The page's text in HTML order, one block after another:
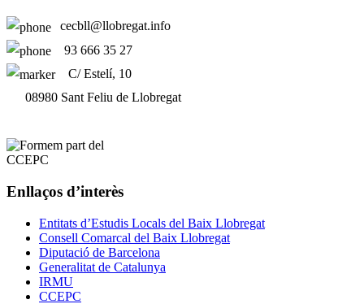
cecbll@llobregat.info
93 666 35 27
C/ Estelí, 10
08980 Sant Feliu de Llobregat
Enllaços d’interès
Entitats d’Estudis Locals del Baix Llobregat
Consell Comarcal del Baix Llobregat
Diputació de Barcelona
Generalitat de Catalunya
IRMU
CCEPC